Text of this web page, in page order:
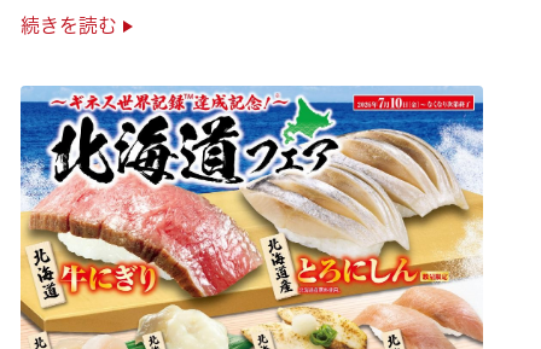
絶品のかにを味わいつくせる！🦀
ぜひくら寿司へお越しください！✨
続きを読む